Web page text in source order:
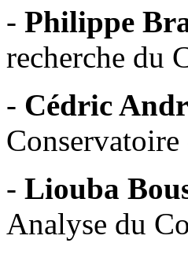
- Philippe
recherche du
- Cédric
Conservatoire
- Liouba
Analyse du